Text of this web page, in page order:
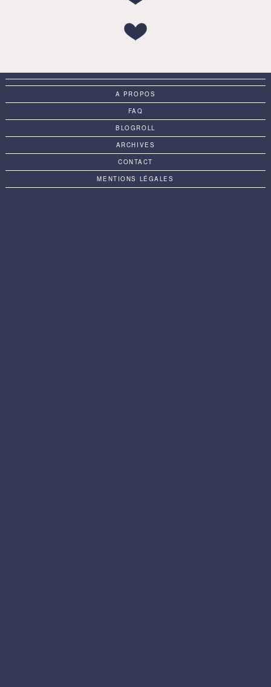
A PROPOS
FAQ
BLOGROLL
ARCHIVES
CONTACT
MENTIONS LÉGALES